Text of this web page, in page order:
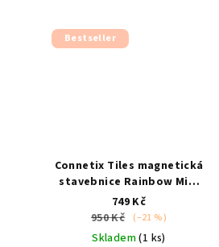
Bestseller
Connetix Tiles magnetická
stavebnice Rainbow Mini
Pack 24 ksMini / od 3 let /
kompatibilní s Magna Tiles
749 Kč
950 Kč (–21 %)
Skladem(1 ks)